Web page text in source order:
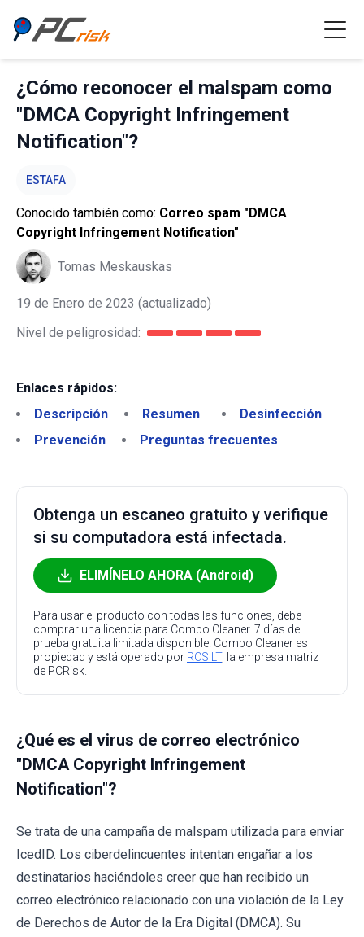
¿Cómo reconocer el malspam como
"DMCA Copyright Infringement
Notification"?
ESTAFA
Conocido también como: Correo spam "DMCA
Copyright Infringement Notification"
Tomas Meskauskas
19 de Enero de 2023 (actualizado)
Nivel de peligrosidad:
Enlaces rápidos:
Descripción
Resumen
Desinfección
Prevención
Preguntas frecuentes
Obtenga un escaneo gratuito y verifique
si su computadora está infectada.
ELIMÍNELO AHORA (Android)
Para usar el producto con todas las funciones, debe
comprar una licencia para Combo Cleaner. 7 días de
prueba gratuita limitada disponible. Combo Cleaner es
propiedad y está operado por RCS LT, la empresa matriz
de PCRisk.
¿Qué es el virus de correo electrónico
"DMCA Copyright Infringement
Notification"?
Se trata de una campaña de malspam utilizada para enviar
IcedID. Los ciberdelincuentes intentan engañar a los
destinatarios haciéndoles creer que han recibido un
correo electrónico relacionado con una violación de la Ley
de Derechos de Autor de la Era Digital (DMCA). Su